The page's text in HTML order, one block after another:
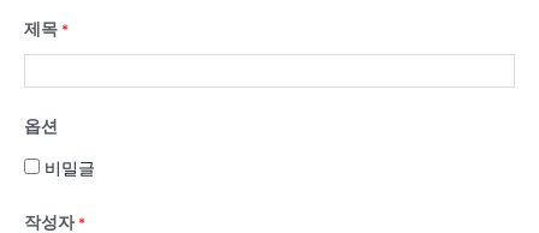
제목 *
옵션
비밀글
작성자 *